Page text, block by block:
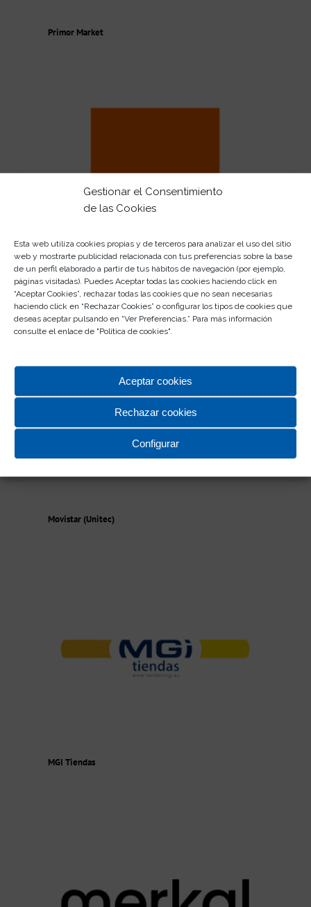
Gestionar el Consentimiento
de las Cookies
Esta web utiliza cookies propias y de terceros para analizar el uso del sitio
web y mostrarte publicidad relacionada con tus preferencias sobre la base
de un perfil elaborado a partir de tus hábitos de navegación (por ejemplo,
páginas visitadas). Puedes Aceptar todas las cookies haciendo click en
“Aceptar Cookies”, rechazar todas las cookies que no sean necesarias
haciendo click en “Rechazar Cookies” o configurar los tipos de cookies que
deseas aceptar pulsando en “Ver Preferencias.” Para más información
consulte el enlace de "Política de cookies".
Aceptar cookies
Rechazar cookies
Configurar
Primor Market
Orange
Movistar (Unitec)
MGI Tiendas